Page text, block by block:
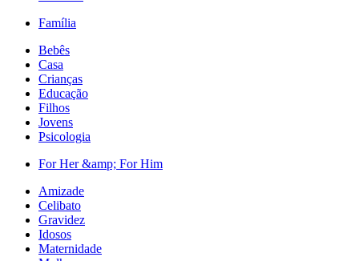
Família
Bebês
Casa
Crianças
Educação
Filhos
Jovens
Psicologia
For Her &amp; For Him
Amizade
Celibato
Gravidez
Idosos
Maternidade